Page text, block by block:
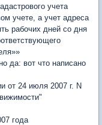
учета
учете, а учет адреса
рабочих дней со дня
да: вот что написано
от 24 июля 2007 г. N
года